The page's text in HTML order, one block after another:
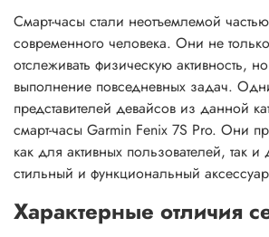
Смарт-часы стали неотъемлемой
современного человека. Они не
отслеживать физическую активность,
выполнение повседневных задач.
представителей девайсов из данной
смарт-часы Garmin Fenix 7S Pro. Они
как для активных пользователей, так и
стильный и функциональный
Характерные отличия